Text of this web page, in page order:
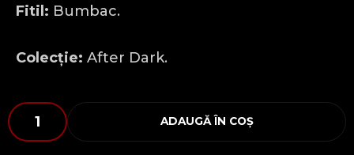
Fitil: Bumbac.
Colecție: After Dark.
Cantitate
Bullshit
Repellent
ADAUGĂ ÎN COȘ